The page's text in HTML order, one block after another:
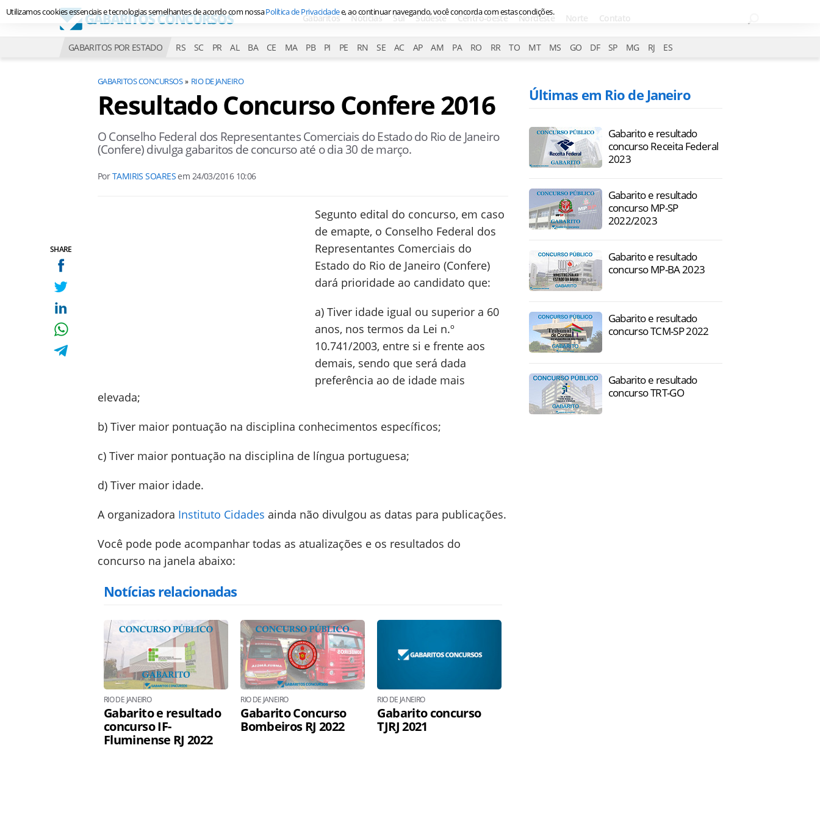
Gabaritos Notícias Sul Sudeste Centro-oeste Nordeste Norte Contato
GABARITOS POR ESTADO RS SC PR AL BA CE MA PB PI PE RN SE AC AP AM PA RO RR TO MT MS GO DF SP MG RJ ES
SHARE
GABARITOS CONCURSOS RIO DE JANEIRO
Resultado Concurso Confere 2016
O Conselho Federal dos Representantes Comerciais do Estado do Rio de Janeiro
(Confere) divulga gabaritos de concurso até o dia 30 de março.
PorTAMIRIS SOARESem 24/03/2016 10:06
Segunto edital do concurso, em caso
de emapte, o Conselho Federal dos
Representantes Comerciais do
Estado do Rio de Janeiro (Confere)
dará prioridade ao candidato que:
a) Tiver idade igual ou superior a 60
anos, nos termos da Lei n.º
10.741/2003, entre si e frente aos
demais, sendo que será dada
preferência ao de idade mais
elevada;
b) Tiver maior pontuação na disciplina conhecimentos específicos;
c) Tiver maior pontuação na disciplina de língua portuguesa;
d) Tiver maior idade.
A organizadora Instituto Cidades ainda não divulgou as datas para publicações.
Você pode pode acompanhar todas as atualizações e os resultados do
concurso na janela abaixo:
Notícias relacionadas
RIO DE JANEIRO
Gabarito e resultado
concurso IF-
Fluminense RJ 2022
RIO DE JANEIRO
Gabarito Concurso
Bombeiros RJ 2022
RIO DE JANEIRO
Gabarito concurso
TJRJ 2021
Últimas em Rio de Janeiro
Gabarito e resultado
concurso Receita Federal
2023
Gabarito e resultado
concurso MP-SP
2022/2023
Gabarito e resultado
concurso MP-BA 2023
Gabarito e resultado
concurso TCM-SP 2022
Gabarito e resultado
concurso TRT-GO
Utilizamos cookies essenciais e tecnologias semelhantes de acordo com nossaPolítica de Privacidadee, ao continuar navegando, você concorda com estas condições.